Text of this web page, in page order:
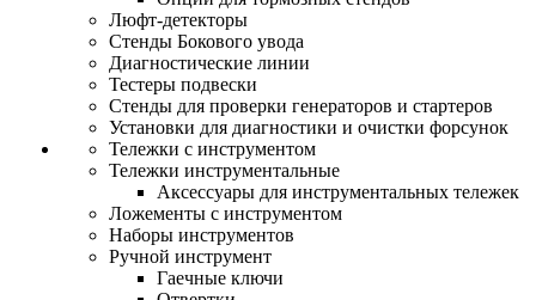
Люфт-детекторы
Стенды Бокового увода
Диагностические линии
Тестеры подвески
Стенды для проверки генераторов и стартеров
Установки для диагностики и очистки форсунок
Тележки с инструментом
Тележки инструментальные
Аксессуары для инструментальных тележек
Ложементы с инструментом
Наборы инструментов
Ручной инструмент
Гаечные ключи